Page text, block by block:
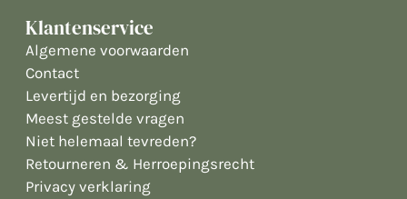
Klantenservice
Algemene voorwaarden
Contact
Levertijd en bezorging
Meest gestelde vragen
Niet helemaal tevreden?
Retourneren & Herroepingsrecht
Privacy verklaring